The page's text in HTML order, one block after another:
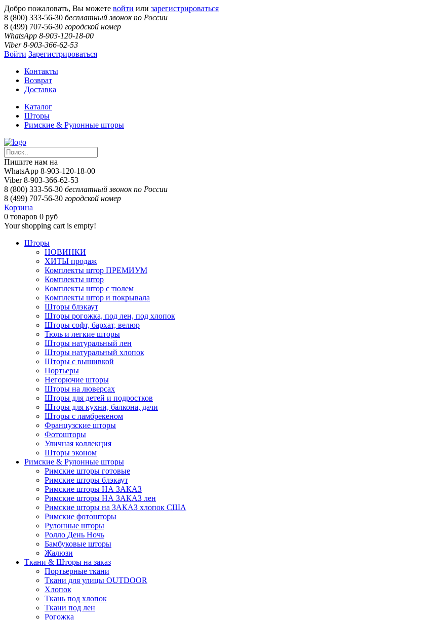
Добро пожаловать, Вы можете войти или зарегистрироваться
8 (800) 333-56-30 бесплатный звонок по России
8 (499) 707-56-30 городской номер
WhatsApp 8-903-120-18-00
Viber 8-903-366-62-53
Войти Зарегистрироваться
Контакты
Возврат
Доставка
Каталог
Шторы
Римские & Рулонные шторы
Пишите нам на
WhatsApp 8-903-120-18-00
Viber 8-903-366-62-53
8 (800) 333-56-30 бесплатный звонок по России
8 (499) 707-56-30 городской номер
Корзина
0 товаров 0 руб
Your shopping cart is empty!
Шторы
НОВИНКИ
ХИТЫ продаж
Комплекты штор ПРЕМИУМ
Комплекты штор
Комплекты штор с тюлем
Комплекты штор и покрывала
Шторы блэкаут
Шторы рогожка, под лен, под хлопок
Шторы софт, бархат, велюр
Тюль и легкие шторы
Шторы натуральный лен
Шторы натуральный хлопок
Шторы с вышивкой
Портьеры
Негорючие шторы
Шторы на люверсах
Шторы для детей и подростков
Шторы для кухни, балкона, дачи
Шторы с ламбрекеном
Французские шторы
Фотошторы
Уличная коллекция
Шторы эконом
Римские & Рулонные шторы
Римские шторы готовые
Римские шторы блэкаут
Римские шторы НА ЗАКАЗ
Римские шторы НА ЗАКАЗ лен
Римские шторы на ЗАКАЗ хлопок США
Римские фотошторы
Рулонные шторы
Ролло День Ночь
Бамбуковые шторы
Жалюзи
Ткани & Шторы на заказ
Портьерные ткани
Ткани для улицы OUTDOOR
Хлопок
Ткань под хлопок
Ткани под лен
Рогожка